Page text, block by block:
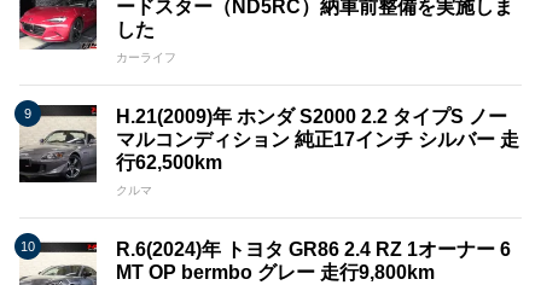
ードスター（ND5RC）納車前整備を実施しま
した
カーライフ
H.21(2009)年 ホンダ S2000 2.2 タイプS ノー
マルコンディション 純正17インチ シルバー 走
行62,500km
クルマ
R.6(2024)年 トヨタ GR86 2.4 RZ 1オーナー 6
MT OP bermbo グレー 走行9,800km